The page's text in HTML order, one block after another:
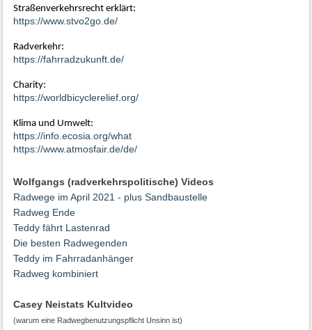
Straßenverkehrsrecht erklärt:
https://www.stvo2go.de/
Radverkehr:
https://fahrradzukunft.de/
Charity:
https://worldbicyclerelief.org/
Klima und Umwelt:
https://info.ecosia.org/what
https://www.atmosfair.de/de/
Wolfgangs (radverkehrspolitische) Videos
Radwege im April 2021 - plus Sandbaustelle
Radweg Ende
Teddy fährt Lastenrad
Die besten Radwegenden
Teddy im Fahrradanhänger
Radweg kombiniert
Casey Neistats Kultvideo
(warum eine Radwegbenutzungspflicht Unsinn ist)